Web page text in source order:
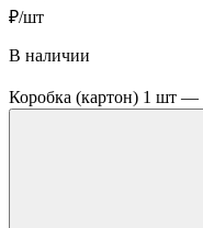
₽/шт
В наличии
Коробка (картон) 1 шт —